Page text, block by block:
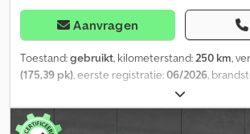
Aanvragen
Toestand:gebruikt, kilometerstand:250 km,
(175,39 pk), eerste registratie:06/2026,
, bandenmaten:
asconfiguratie:4x2, wielbasis:3.750 mm, kleur:
bestuurderscabine: